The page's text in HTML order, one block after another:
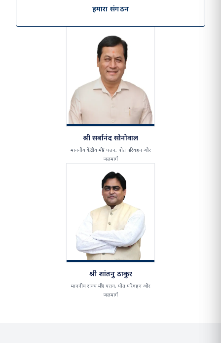
हमारा संगठन
श्री सर्बानंद सोनोवाल
माननीय केंद्रीय मंत्री, पत्तन, पोत परिवहन और
जलमार्ग
श्री शांतनु ठाकुर
माननीय राज्य मंत्री, पत्तन, पोत परिवहन और
जलमार्ग